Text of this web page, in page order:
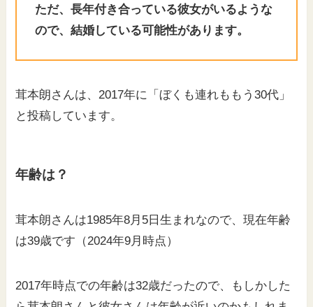
ただ、長年付き合っている彼女がいるような
ので、結婚している可能性があります。
茸本朗さんは、2017年に「ぼくも連れももう30代」
と投稿しています。
年齢は？
茸本朗さんは1985年8月5日生まれなので、現在年齢
は39歳です（2024年9月時点）
2017年時点での年齢は32歳だったので、もしかした